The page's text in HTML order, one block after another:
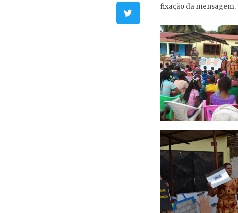
fixação da mensagem.